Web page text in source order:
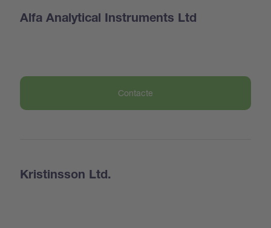
Alfa Analytical Instruments Ltd
Contacte
Kristinsson Ltd.